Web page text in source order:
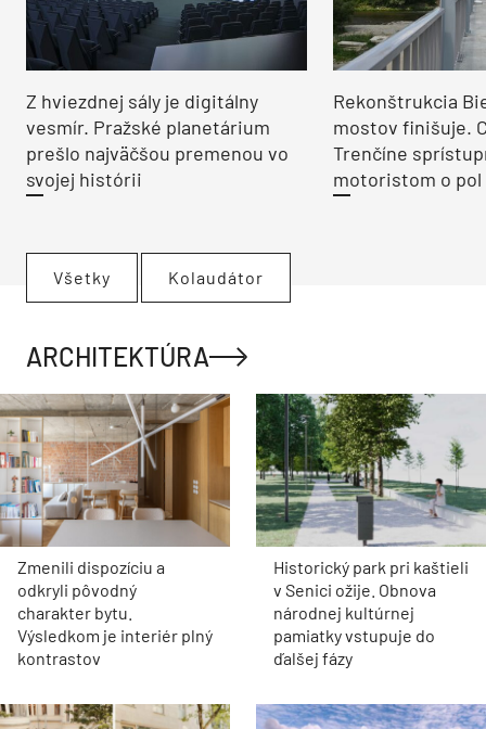
Z hviezdnej sály je digitálny
vesmír. Pražské planetárium
prešlo najväčšou premenou vo
svojej histórii
Rekonštrukcia
mostov finišuje.
Trenčíne
motoristom o pol
Všetky Kolaudátor
ARCHITEKTÚRA
Zmenili dispozíciu a
odkryli pôvodný
charakter bytu.
Výsledkom je interiér plný
kontrastov
Historický park pri kaštieli
v Senici ožije. Obnova
národnej kultúrnej
pamiatky vstupuje do
ďalšej fázy